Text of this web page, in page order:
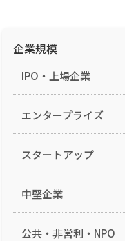
企業規模
IPO・上場企業
エンタープライズ
スタートアップ
中堅企業
公共・非営利・NPO